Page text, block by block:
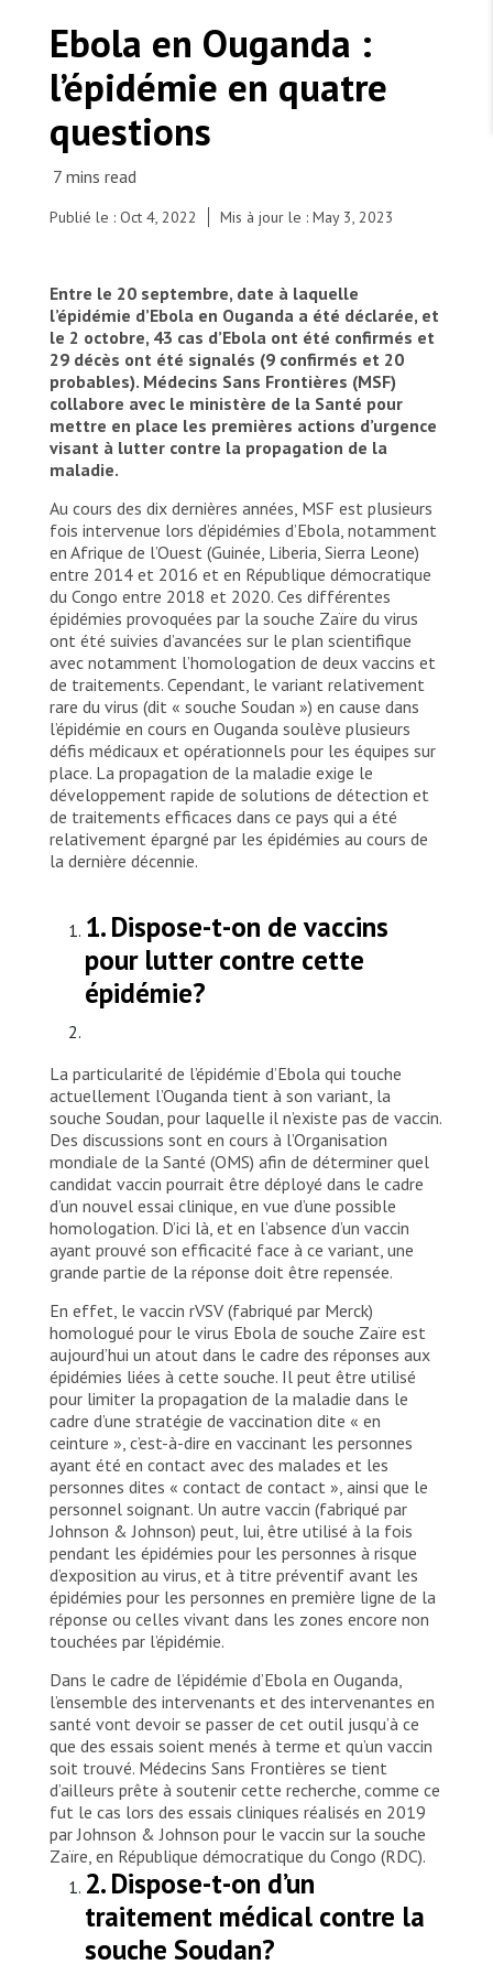
Les États négligent leur obligation de protéger les
personnes civiles et les services de santé en temps
de guerre
Urgence Ebola
Séismes au Venezuela : conséquences et intervention
de MSF
Dons des fondations
Partenariat d’entreprise
Les Amis de MSF
Devenez bénévoles au Canada
Travailler avec MSF
Travailler à l’étranger
Travailler au Canada
Nous recrutons : Logisticien ou logisticienne
technique
In the context of the Ebola outbreak in Uganda,
MSF has set up a 36 beds Ebola treatment unit at
the Mubende hospital, for suspect and confirmed
cases.
© Augustin Westphal/MSF
Ebola en Ouganda :
l’épidémie en quatre
questions
Publié le : Oct 4, 2022 Mis à jour le : May 3, 2023
Entre le 20 septembre, date à laquelle
l’épidémie d’Ebola en Ouganda a été déclarée, et
le 2 octobre, 43 cas d’Ebola ont été confirmés et
29 décès ont été signalés (9 confirmés et 20
probables). Médecins Sans Frontières (MSF)
collabore avec le ministère de la Santé pour
mettre en place les premières actions d’urgence
visant à lutter contre la propagation de la
maladie.
Au cours des dix dernières années, MSF est plusieurs
fois intervenue lors d’épidémies d’Ebola, notamment
en Afrique de l’Ouest (Guinée, Liberia, Sierra Leone)
entre 2014 et 2016 et en République démocratique
du Congo entre 2018 et 2020. Ces différentes
épidémies provoquées par la souche Zaïre du virus
ont été suivies d’avancées sur le plan scientifique
avec notamment l’homologation de deux vaccins et
de traitements. Cependant, le variant relativement
rare du virus (dit « souche Soudan ») en cause dans
l’épidémie en cours en Ouganda soulève plusieurs
défis médicaux et opérationnels pour les équipes sur
place. La propagation de la maladie exige le
développement rapide de solutions de détection et
de traitements efficaces dans ce pays qui a été
relativement épargné par les épidémies au cours de
la dernière décennie.
1. Dispose-t-on de vaccins
pour lutter contre cette
épidémie?
La particularité de l’épidémie d’Ebola qui touche
actuellement l’Ouganda tient à son variant, la
souche Soudan, pour laquelle il n’existe pas de vaccin.
Des discussions sont en cours à l’Organisation
mondiale de la Santé (OMS) afin de déterminer quel
candidat vaccin pourrait être déployé dans le cadre
d’un nouvel essai clinique, en vue d’une possible
homologation. D’ici là, et en l’absence d’un vaccin
ayant prouvé son efficacité face à ce variant, une
grande partie de la réponse doit être repensée.
En effet, le vaccin rVSV (fabriqué par Merck)
homologué pour le virus Ebola de souche Zaïre est
aujourd’hui un atout dans le cadre des réponses aux
épidémies liées à cette souche. Il peut être utilisé
pour limiter la propagation de la maladie dans le
cadre d’une stratégie de vaccination dite « en
ceinture », c’est-à-dire en vaccinant les personnes
ayant été en contact avec des malades et les
personnes dites « contact de contact », ainsi que le
personnel soignant. Un autre vaccin (fabriqué par
Johnson & Johnson) peut, lui, être utilisé à la fois
pendant les épidémies pour les personnes à risque
d’exposition au virus, et à titre préventif avant les
épidémies pour les personnes en première ligne de la
réponse ou celles vivant dans les zones encore non
touchées par l’épidémie.
Dans le cadre de l’épidémie d’Ebola en Ouganda,
l’ensemble des intervenants et des intervenantes en
santé vont devoir se passer de cet outil jusqu’à ce
que des essais soient menés à terme et qu’un vaccin
soit trouvé. Médecins Sans Frontières se tient
d’ailleurs prête à soutenir cette recherche, comme ce
fut le cas lors des essais cliniques réalisés en 2019
par Johnson & Johnson pour le vaccin sur la souche
Zaïre, en République démocratique du Congo (RDC).
2. Dispose-t-on d’un
traitement médical contre la
souche Soudan?